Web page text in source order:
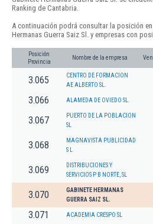
Ranking de Cantabria.
A continuación podrá consultar la posición
Hermanas Guerra Saiz Sl. y empresas con
Posición
Provincia
Nombre de la empresa
3.065
CENTRO DE FORMACION
AE ALBERTO SL.
3.066 ALAMEDA DE OVIEDO SL.
3.067
PUERTO DE LA POBLACION
SL
3.068
MAGNAVISTA PUBLICIDAD
S L
3.069
DISTRIBUCIONES Y
SERVICIOS P B NORTE, SL
3.070
GABINETE HERMANAS
GUERRA SAIZ SL.
3.071 ACADEMIA CRESPO SL